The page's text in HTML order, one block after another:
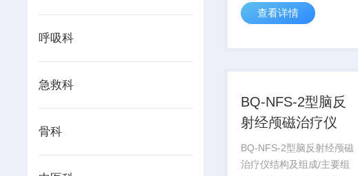
呼吸科
急救科
骨科
有医疗器械注册证产品）三
查看详情
BQ-NFS-2型脑反
射经颅磁治疗仪
BQ-NFS-2型脑反射经颅磁
治疗仪结构及组成/主要组